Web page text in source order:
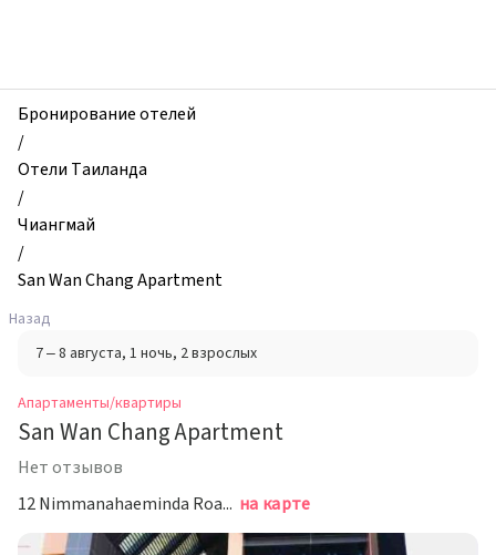
и
квартиры,
San
Wan
Chang
Apartment,
Чиангмай,
Таиланд
Бронирование отелей
/
Отели Таиланда
/
Чиангмай
/
San Wan Chang Apartment
Назад
7 – 8 августа, 1 ночь, 2 взрослых
Апартаменты/квартиры
San Wan Chang Apartment
Нет отзывов
12 Nimmanahaeminda Road, Suthep, Чиангмай на карте